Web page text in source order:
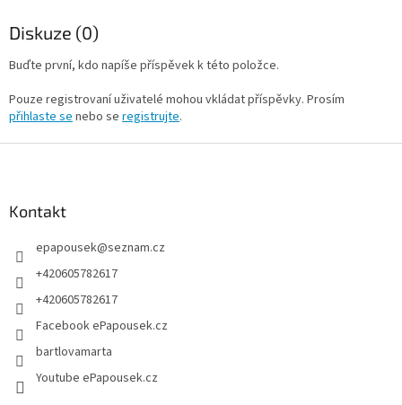
Diskuze (0)
Buďte první, kdo napíše příspěvek k této položce.
Pouze registrovaní uživatelé mohou vkládat příspěvky. Prosím
přihlaste se nebo se registrujte.
Kontakt
epapousek@seznam.cz
+420605782617
+420605782617
Facebook ePapousek.cz
bartlovamarta
Youtube ePapousek.cz